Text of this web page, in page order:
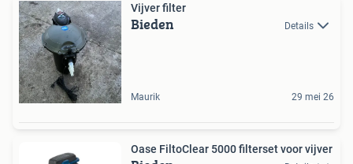
Vijver filter
Bieden Details
Maurik 29 mei 26
Oase FiltoClear 5000 filterset voor vijver